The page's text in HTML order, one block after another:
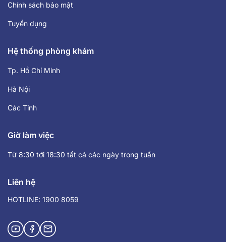
Chính sách bảo mật
Tuyển dụng
Hệ thống phòng khám
Tp. Hồ Chí Minh
Hà Nội
Các Tỉnh
Giờ làm việc
Từ 8:30 tới 18:30 tất cả các ngày trong tuần
Liên hệ
HOTLINE: 1900 8059